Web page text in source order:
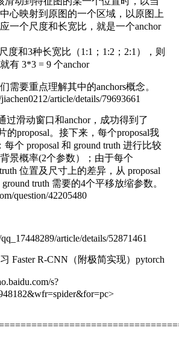
心映射到原图的一个区域，以原图上
一个尺度和长宽比，就是一个anchor
度和3种长宽比（1:1；1:2；2:1），则
有 3*3 = 9 个anchor
需要重点理解其中的anchors概念。
article/details/79693661
过滑动窗口和anchor，成功得到了
的proposal。接下来，每个proposal我
个 proposal 和 ground truth 进行比较
景概率(2个参数）；由于每个
位置及尺寸上的差异，从 proposal
truth 需要的4个平移放缩参数。
question/42205480
article/details/52871461
Faster R-CNN（附极简实现）pytorch
s?